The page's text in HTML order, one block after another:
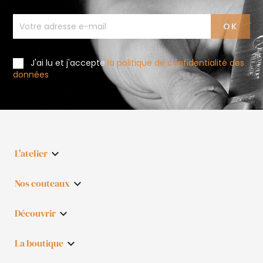
J'ai lu et j'acceptela politique de confidentialité des
données
L'atelier 
Nos couteaux 
Découvrir 
La boutique 